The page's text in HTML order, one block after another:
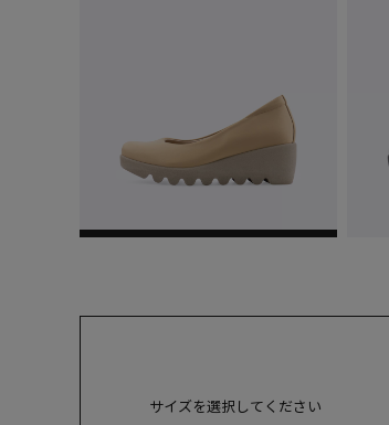
サイズを選択してください
22.5cm
23cm